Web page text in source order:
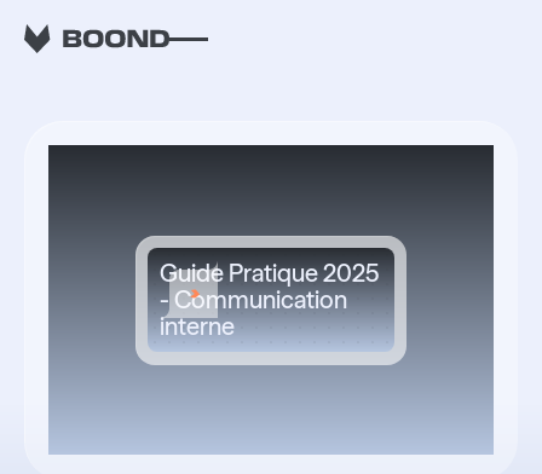
RETOUR
Guide Pratique 2025
- Communication
interne